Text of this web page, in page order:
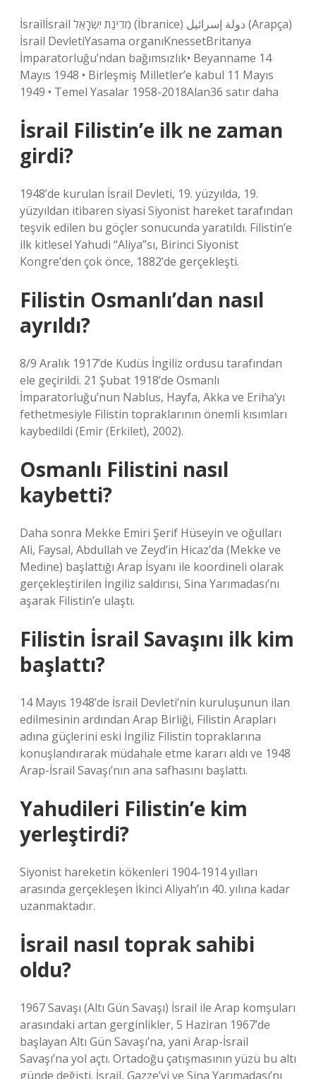
İsrailİsrail מְדִינַת יִשְׂרָאֵל‎ (İbranice) دولة إسرائيل (Arapça)
İsrail DevletiYasama organıKnessetBritanya
İmparatorluğu’ndan bağımsızlık• Beyanname 14
Mayıs 1948 • Birleşmiş Milletler’e kabul 11 ​​Mayıs
1949 • Temel Yasalar 1958-2018Alan36 satır daha
İsrail Filistin’e ilk ne zaman
girdi?
1948’de kurulan İsrail Devleti, 19. yüzyılda, 19.
yüzyıldan itibaren siyasi Siyonist hareket tarafından
teşvik edilen bu göçler sonucunda yaratıldı. Filistin’e
ilk kitlesel Yahudi “Aliya”sı, Birinci Siyonist
Kongre’den çok önce, 1882’de gerçekleşti.
Filistin Osmanlı’dan nasıl
ayrıldı?
8/9 Aralık 1917’de Kudüs İngiliz ordusu tarafından
ele geçirildi. 21 Şubat 1918’de Osmanlı
İmparatorluğu’nun Nablus, Hayfa, Akka ve Eriha’yı
fethetmesiyle Filistin topraklarının önemli kısımları
kaybedildi (Emir (Erkilet), 2002).
Osmanlı Filistini nasıl
kaybetti?
Daha sonra Mekke Emiri Şerif Hüseyin ve oğulları
Ali, Faysal, Abdullah ve Zeyd’in Hicaz’da (Mekke ve
Medine) başlattığı Arap İsyanı ile koordineli olarak
gerçekleştirilen İngiliz saldırısı, Sina Yarımadası’nı
aşarak Filistin’e ulaştı.
Filistin İsrail Savaşını ilk kim
başlattı?
14 Mayıs 1948’de İsrail Devleti’nin kuruluşunun ilan
edilmesinin ardından Arap Birliği, Filistin Arapları
adına güçlerini eski İngiliz Filistin topraklarına
konuşlandırarak müdahale etme kararı aldı ve 1948
Arap-İsrail Savaşı’nın ana safhasını başlattı.
Yahudileri Filistin’e kim
yerleştirdi?
Siyonist hareketin kökenleri 1904-1914 yılları
arasında gerçekleşen İkinci Aliyah’ın 40. yılına kadar
uzanmaktadır.
İsrail nasıl toprak sahibi
oldu?
1967 Savaşı (Altı Gün Savaşı) İsrail ile Arap komşuları
arasındaki artan gerginlikler, 5 Haziran 1967’de
başlayan Altı Gün Savaşı’na, yani Arap-İsrail
Savaşı’na yol açtı. Ortadoğu çatışmasının yüzü bu altı
günde değişti. İsrail, Gazze’yi ve Sina Yarımadası’nı